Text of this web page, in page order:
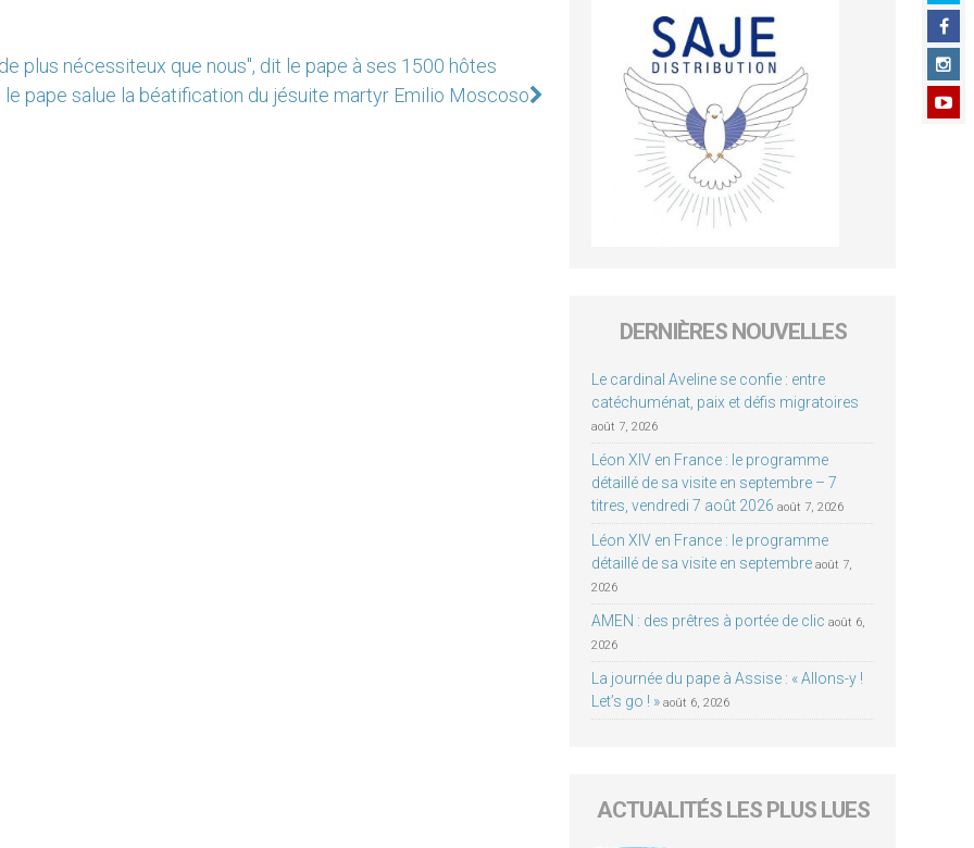
plus nécessiteux que nous", dit le pape à ses 1500 hôtes
le pape salue la béatification du jésuite martyr Emilio Moscoso
DERNIÈRES NOUVELLES
Le cardinal Aveline se confie : entre
catéchuménat, paix et défis migratoires
août 7, 2026
Léon XIV en France : le programme
détaillé de sa visite en septembre – 7
titres, vendredi 7 août 2026 août 7, 2026
Léon XIV en France : le programme
détaillé de sa visite en septembre août 7,
2026
AMEN : des prêtres à portée de clic août 6,
2026
La journée du pape à Assise : « Allons-y !
Let’s go ! » août 6, 2026
ACTUALITÉS LES PLUS LUES